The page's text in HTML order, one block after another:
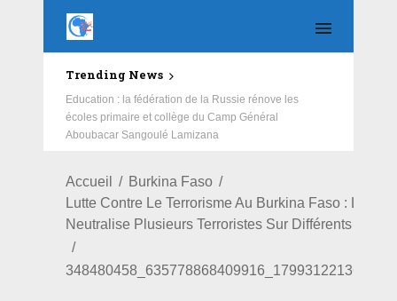
Trending News
Education : la fédération de la Russie rénove les
écoles primaire et collège du Camp Général
Aboubacar Sangoulé Lamizana
Accueil
Burkina Faso
Lutte Contre Le Terrorisme Au Burkina Faso :
Neutralise Plusieurs Terroristes Sur Différents Fronts